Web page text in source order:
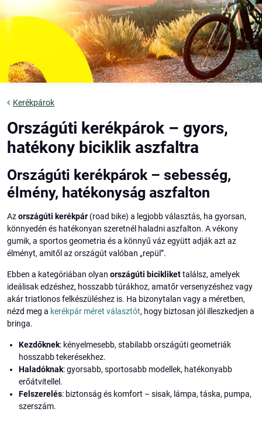
Kerékpárok
Országúti kerékpárok – gyors,
hatékony biciklik aszfaltra
Országúti kerékpárok – sebesség,
élmény, hatékonyság aszfalton
Azországúti kerékpár (road bike) a legjobb választás, ha gyorsan,
könnyedén és hatékonyan szeretnél haladni aszfalton. A vékony
gumik, a sportos geometria és a könnyű váz együtt adják azt az
élményt, amitől az országút valóban „repül”.
Ebben a kategóriában olyan országúti biciklikettalálsz, amelyek
ideálisak edzéshez, hosszabb túrákhoz, amatőr versenyzéshez vagy
akár triatlonos felkészüléshez is. Ha bizonytalan vagy a méretben,
nézd meg a kerékpár méret választót, hogy biztosan jól illeszkedjen a
bringa.
Kezdőknek: kényelmesebb, stabilabb országúti geometriák
hosszabb tekerésekhez.
Haladóknak: gyorsabb, sportosabb modellek, hatékonyabb
erőátvitellel.
Felszerelés: biztonság és komfort – sisak, lámpa, táska, pumpa,
szerszám.